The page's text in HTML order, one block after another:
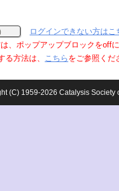
ログインできない方はこ
、ポップアップブロックをoff
方法は、 こちら をご参照くだ
(C) 1959-2026 Catalysis Society